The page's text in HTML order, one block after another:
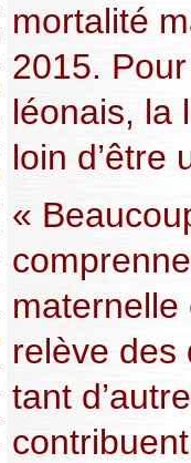
mortalité
2015.
léonais, la
loin d’être
«
relève des
tant